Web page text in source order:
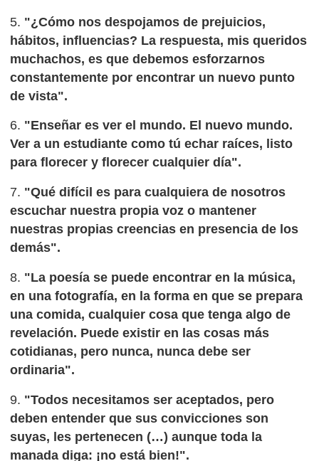
5. "¿Cómo nos despojamos de prejuicios,
hábitos, influencias? La respuesta, mis queridos
muchachos, es que debemos esforzarnos
constantemente por encontrar un nuevo punto
de vista".
6. "Enseñar es ver el mundo. El nuevo mundo.
Ver a un estudiante como tú echar raíces, listo
para florecer y florecer cualquier día".
7. "Qué difícil es para cualquiera de nosotros
escuchar nuestra propia voz o mantener
nuestras propias creencias en presencia de los
demás".
8. "La poesía se puede encontrar en la música,
en una fotografía, en la forma en que se prepara
una comida, cualquier cosa que tenga algo de
revelación. Puede existir en las cosas más
cotidianas, pero nunca, nunca debe ser
ordinaria".
9. "Todos necesitamos ser aceptados, pero
deben entender que sus convicciones son
suyas, les pertenecen (…) aunque toda la
manada diga: ¡no está bien!".